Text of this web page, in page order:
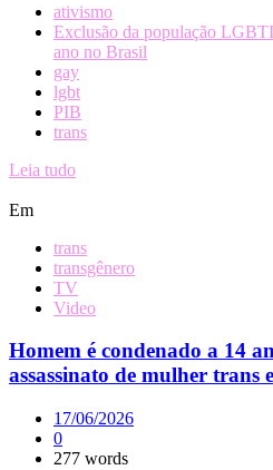
ativismo
Exclusão da população
ano no Brasil
gay
lgbt
PIB
trans
Leia tudo
Em
trans
transgênero
TV
Video
Homem é condenado a 14
assassinato de mulher trans
17/06/2026
0
277 words